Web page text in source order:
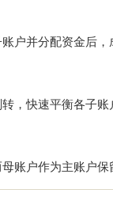
户并分配资金后
，快速平衡各子账
账户作为主账户保